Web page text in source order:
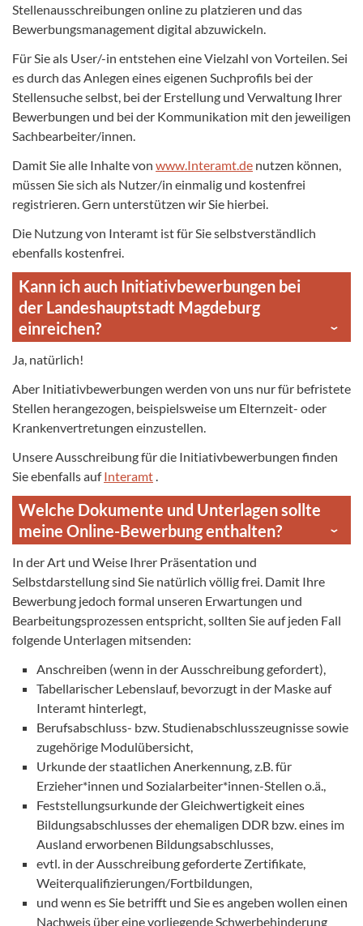
Stellenausschreibungen online zu platzieren und das
Bewerbungsmanagement digital abzuwickeln.
Für Sie als User/-in entstehen eine Vielzahl von Vorteilen. Sei
es durch das Anlegen eines eigenen Suchprofils bei der
Stellensuche selbst, bei der Erstellung und Verwaltung Ihrer
Bewerbungen und bei der Kommunikation mit den jeweiligen
Sachbearbeiter/innen.
Damit Sie alle Inhalte von www.Interamt.de nutzen können,
müssen Sie sich als Nutzer/in einmalig und kostenfrei
registrieren. Gern unterstützen wir Sie hierbei.
Die Nutzung von Interamt ist für Sie selbstverständlich
ebenfalls kostenfrei.
Kann ich auch Initiativbewerbungen bei
der Landeshauptstadt Magdeburg
einreichen?
Ja, natürlich!
Aber Initiativbewerbungen werden von uns nur für befristete
Stellen herangezogen, beispielsweise um Elternzeit- oder
Krankenvertretungen einzustellen.
Unsere Ausschreibung für die Initiativbewerbungen finden
Sie ebenfalls aufInteramt.
Welche Dokumente und Unterlagen sollte
meine Online-Bewerbung enthalten?
In der Art und Weise Ihrer Präsentation und
Selbstdarstellung sind Sie natürlich völlig frei. Damit Ihre
Bewerbung jedoch formal unseren Erwartungen und
Bearbeitungsprozessen entspricht, sollten Sie auf jeden Fall
folgende Unterlagen mitsenden:
Anschreiben (wenn in der Ausschreibung gefordert),
Tabellarischer Lebenslauf, bevorzugt in der Maske auf
Interamt hinterlegt,
Berufsabschluss- bzw. Studienabschlusszeugnisse sowie
zugehörige Modulübersicht,
Urkunde der staatlichen Anerkennung, z.B. für
Erzieher*innen und Sozialarbeiter*innen-Stellen o.ä.,
Feststellungsurkunde der Gleichwertigkeit eines
Bildungsabschlusses der ehemaligen DDR bzw. eines im
Ausland erworbenen Bildungsabschlusses,
evtl. in der Ausschreibung geforderte Zertifikate,
Weiterqualifizierungen/Fortbildungen,
und wenn es Sie betrifft und Sie es angeben wollen einen
Nachweis über eine vorliegende Schwerbehinderung